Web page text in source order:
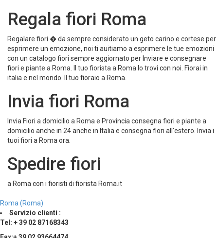
Regala fiori Roma
Regalare fiori � da sempre considerato un geto carino e cortese per
esprimere un emozione, noi ti auitiamo a esprimere le tue emozioni
con un catalogo fiori sempre aggiornato per Inviare e consegnare
fiori e piante a Roma. Il tuo fiorista a Roma lo trovi con noi. Fiorai in
italia e nel mondo. Il tuo fioraio a Roma.
Invia fiori Roma
Invia Fiori a domicilio a Roma e Provincia consegna fiori e piante a
domicilio anche in 24 anche in Italia e consegna fiori all'estero. Invia i
tuoi fiori a Roma ora.
Spedire fiori
a Roma con i fioristi di fiorista Roma.it
Roma (Roma)
Servizio clienti :
Tel: + 39 02 87168343